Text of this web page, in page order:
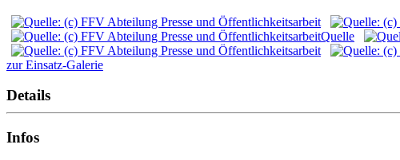
zur Einsatz-Galerie
Details
Infos